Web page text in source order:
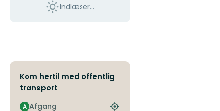
Indlæser...
Kom hertil med offentlig
transport
Afgang
A